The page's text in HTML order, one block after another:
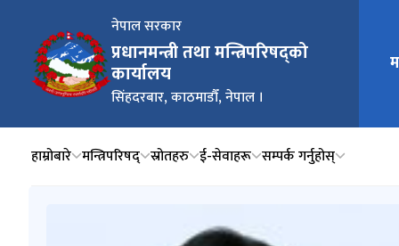
नेपाल सरकार
प्रधानमन्त्री तथा मन्त्रिपरिषद्को
कार्यालय
सिंहदरबार, काठमाडौँ, नेपाल ।
मुख्य
हाम्रोबारे मन्त्रिपरिषद् स्रोतहरु ई-सेवाहरू सम्पर्क गर्नुहोस्